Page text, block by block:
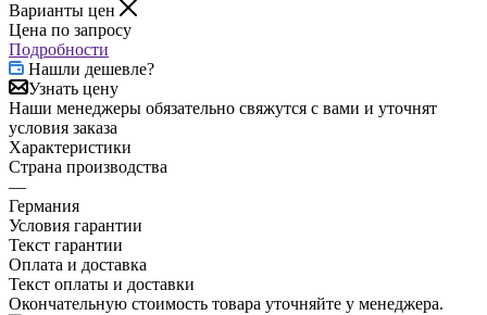
Варианты цен
Цена по запросу
Подробности
Нашли дешевле?
Узнать цену
Наши менеджеры обязательно свяжутся с вами и уточнят
условия заказа
Характеристики
Страна производства
—
Германия
Условия гарантии
Текст гарантии
Оплата и доставка
Текст оплаты и доставки
Окончательную стоимость товара уточняйте у менеджера.